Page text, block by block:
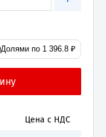
Долями по 1 396.8 ₽
Цена с НДС